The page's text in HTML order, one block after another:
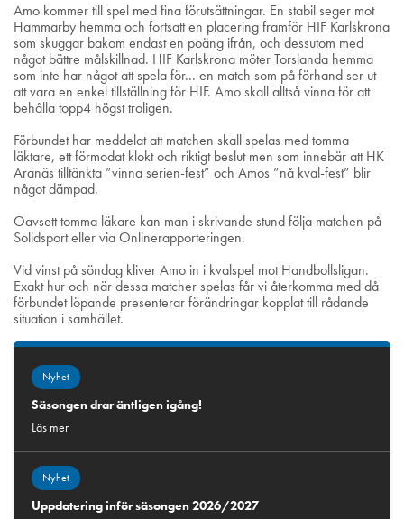
Amo kommer till spel med fina förutsättningar. En stabil seger mot
Hammarby hemma och fortsatt en placering framför HIF Karlskrona
som skuggar bakom endast en poäng ifrån, och dessutom med
något bättre målskillnad. HIF Karlskrona möter Torslanda hemma
som inte har något att spela för... en match som på förhand ser ut
att vara en enkel tillställning för HIF. Amo skall alltså vinna för att
behålla topp4 högst troligen.
Förbundet har meddelat att matchen skall spelas med tomma
läktare, ett förmodat klokt och riktigt beslut men som innebär att HK
Aranäs tilltänkta ”vinna serien-fest” och Amos ”nå kval-fest” blir
något dämpad.
Oavsett tomma läkare kan man i skrivande stund följa matchen på
Solidsport eller via Onlinerapporteringen.
Vid vinst på söndag kliver Amo in i kvalspel mot Handbollsligan.
Exakt hur och när dessa matcher spelas får vi återkomma med då
förbundet löpande presenterar förändringar kopplat till rådande
situation i samhället.
Nyhet
Säsongen drar äntligen igång!
Läs mer
Nyhet
Uppdatering inför säsongen 2026/2027